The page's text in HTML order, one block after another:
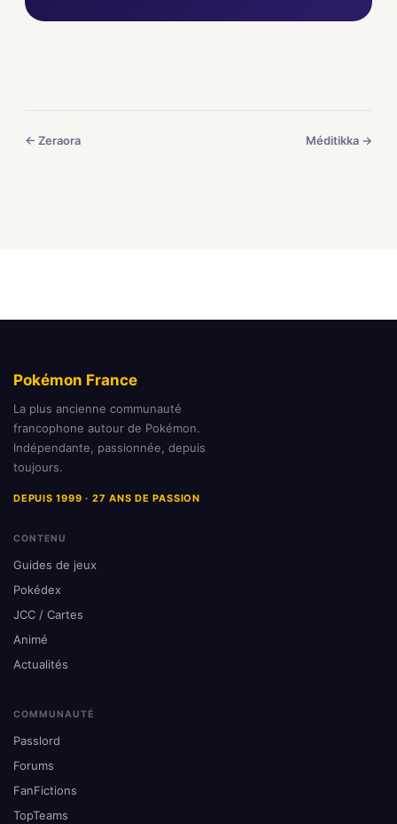
← Zeraora Méditikka →
Pokémon France
La plus ancienne communauté
francophone autour de Pokémon.
Indépendante, passionnée, depuis
toujours.
DEPUIS 1999 · 27 ANS DE PASSION
CONTENU
Guides de jeux
Pokédex
JCC / Cartes
Animé
Actualités
COMMUNAUTÉ
Passlord
Forums
FanFictions
TopTeams